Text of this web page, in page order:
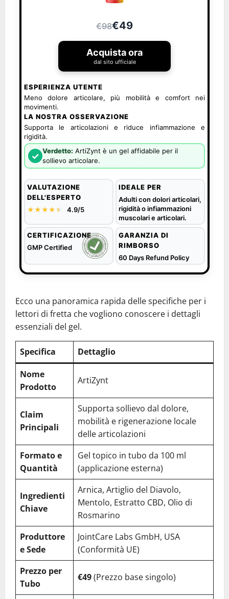
€98€49
Acquista ora
dal sito ufficiale
ESPERIENZA UTENTE
Meno dolore articolare, più mobilità e comfort nei
movimenti.
LA NOSTRA OSSERVAZIONE
Supporta le articolazioni e riduce infiammazione e
rigidità.
✓ Verdetto: ArtiZynt è un gel affidabile per il
sollievo articolare.
VALUTAZIONE
DELL'ESPERTO
★★★★★
★ 4.9/5
IDEALE PER
Adulti con dolori articolari,
rigidità o infiammazioni
muscolari e articolari.
CERTIFICAZIONE
GMP Certified
GARANZIA DI
RIMBORSO
60 Days Refund Policy
Ecco una panoramica rapida delle specifiche per i
lettori di fretta che vogliono conoscere i dettagli
essenziali del gel.
Specifica
Dettaglio
Nome
Prodotto
ArtiZynt
Claim
Principali
Supporta sollievo dal dolore,
mobilità e rigenerazione locale
delle articolazioni
Formato e
Quantità
Gel topico in tubo da 100 ml
(applicazione esterna)
Ingredienti
Chiave
Arnica, Artiglio del Diavolo,
Mentolo, Estratto CBD, Olio di
Rosmarino
Produttore
e Sede
JointCare Labs GmbH, USA
(Conformità UE)
Prezzo per
Tubo
€49(Prezzo base singolo)